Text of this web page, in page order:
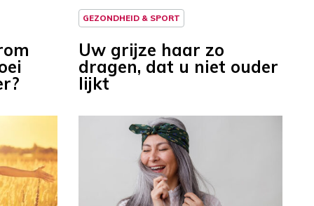
GEZONDHEID & SPORT
Uw grijze haar zo
dragen, dat u niet ouder
lijkt